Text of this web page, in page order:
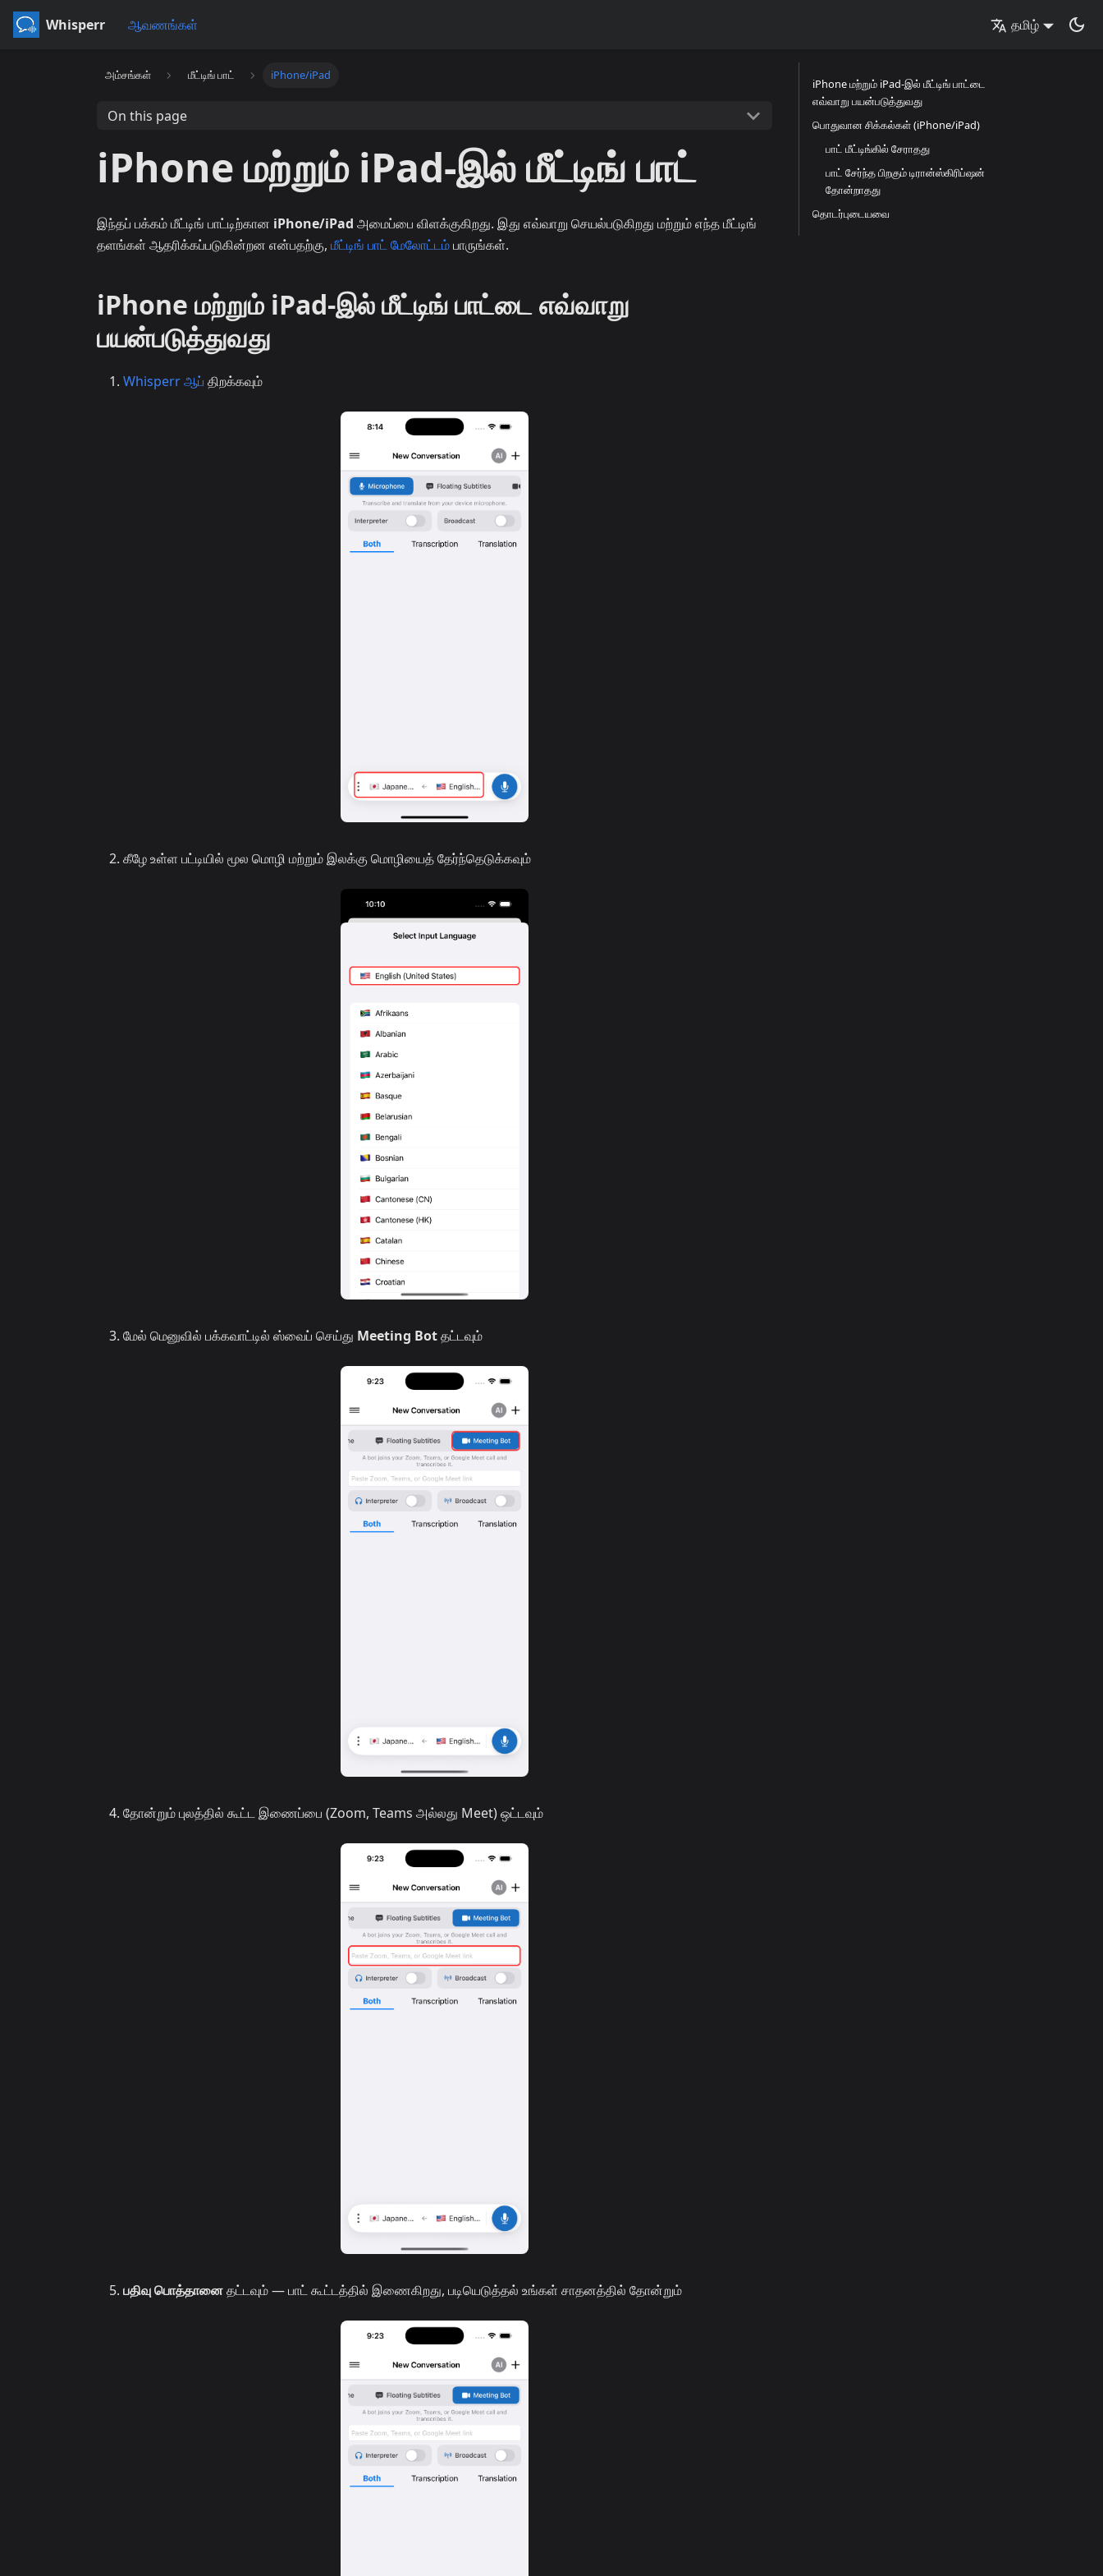
Whisperr ஆவணங்கள் தமிழ்
அம்சங்கள் மீட்டிங் பாட் iPhone/iPad
On this page
iPhone மற்றும் iPad-இல் மீட்டிங் பாட்
இந்தப் பக்கம் மீட்டிங் பாட்டிற்கான iPhone/iPad அமைப்பை விளக்குகிறது. இது எவ்வாறு செயல்படுகிறது மற்றும் எந்த மீட்டிங்
தளங்கள் ஆதரிக்கப்படுகின்றன என்பதற்கு, மீட்டிங் பாட் மேலோட்டம்பாருங்கள்.
iPhone மற்றும் iPad-இல் மீட்டிங் பாட்டை எவ்வாறு
பயன்படுத்துவது
Whisperr ஆப் திறக்கவும்
கீழே உள்ள பட்டியில் மூல மொழி மற்றும் இலக்கு மொழியைத் தேர்ந்தெடுக்கவும்
மேல் மெனுவில் பக்கவாட்டில் ஸ்வைப் செய்து Meeting Botதட்டவும்
தோன்றும் புலத்தில் கூட்ட இணைப்பை (Zoom, Teams அல்லது Meet) ஒட்டவும்
பதிவு பொத்தானைதட்டவும் — பாட் கூட்டத்தில் இணைகிறது, படியெடுத்தல் உங்கள் சாதனத்தில் தோன்றும்
iPhone மற்றும் iPad-இல் மீட்டிங் பாட்டை
எவ்வாறு பயன்படுத்துவது
பொதுவான சிக்கல்கள் (iPhone/iPad)
பாட் மீட்டிங்கில் சேராதது
பாட் சேர்ந்த பிறகும் டிரான்ஸ்கிரிப்ஷன்
தோன்றாதது
தொடர்புடையவை